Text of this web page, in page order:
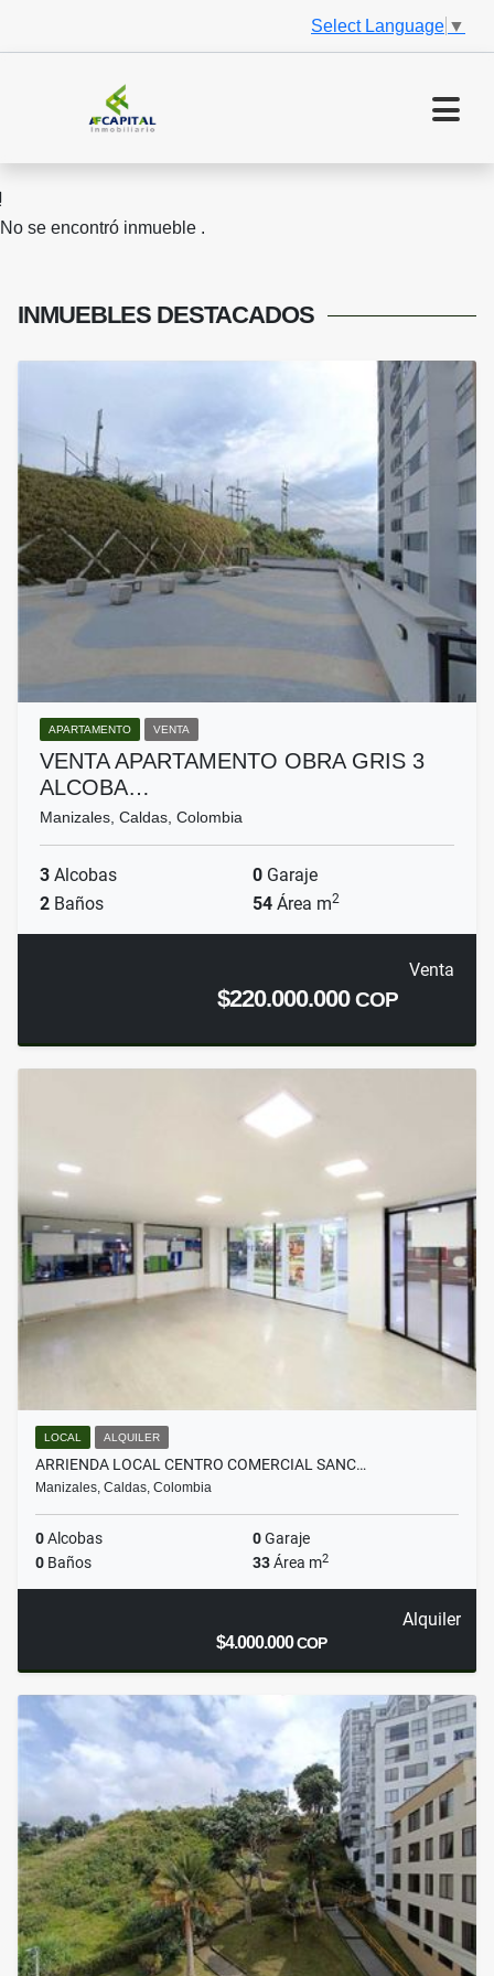
Select Language ▼
No se encontró inmueble .
INMUEBLES DESTACADOS
APARTAMENTO VENTA
VENTA APARTAMENTO OBRA GRIS 3
ALCOBA…
Manizales, Caldas, Colombia
3 Alcobas 0 Garaje
2 Baños 54 Área m2
Venta
$220.000.000COP
LOCAL ALQUILER
ARRIENDA LOCAL CENTRO COMERCIAL SANC…
Manizales, Caldas, Colombia
0Alcobas 0Garaje
0 Baños 33Área m2
Alquiler
$4.000.000COP